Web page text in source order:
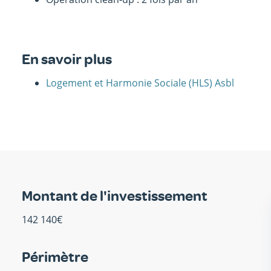
En savoir plus
Logement et Harmonie Sociale (HLS) Asbl
Montant de l'investissement
142 140€
Périmètre